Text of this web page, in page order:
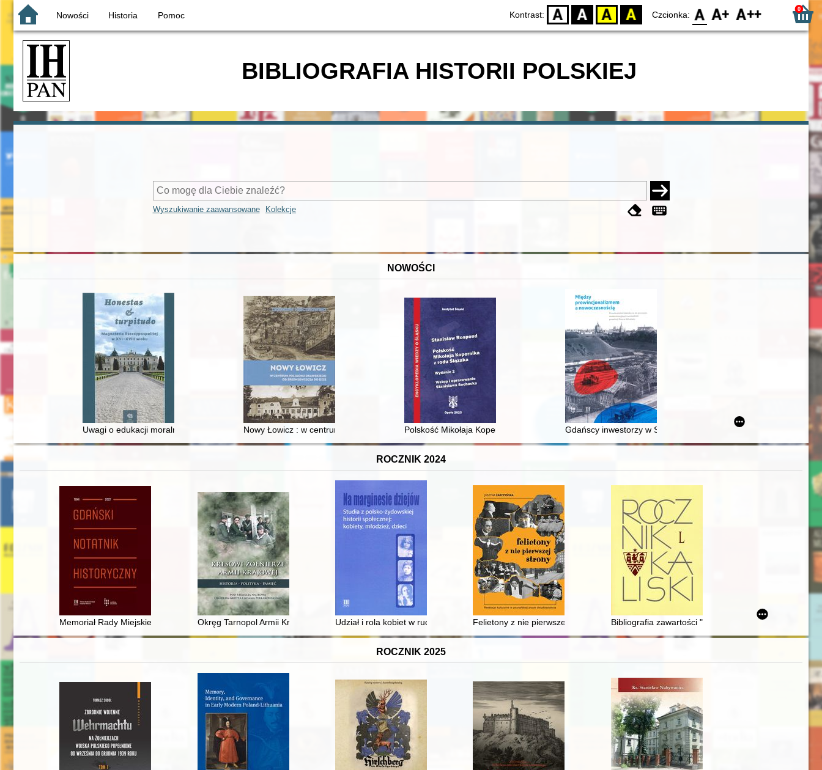
Nowości Historia Pomoc Kontrast: D BW YB BY Czcionka: F0 F1 F2 0
BIBLIOGRAFIA HISTORII POLSKIEJ
Wyszukiwanie zaawansowane Kolekcje
NOWOŚCI
Uwagi o edukacji moralnej synów szlacheckich w XVI-wiecznej Rzeczypospolitej
Nowy Łowicz : w centrum poligonu drawskiego od średniowiecza do dziś
Polskość Mikołaja Kopernika z rodu ŚlązakaGdańscy inwestorzy w Sopocie : prestiż finansowy i towarzyski
ROCZNIK 2024
Memoriał Rady Miejskiej Gdańska do dworów europejsich w sprawie "negotium gallicum" z marca 1698 roku
Okręg Tarnopol Armii Krajowej Udział i rola kobiet w ruchu oporu Żydów w Będzinie i Sosnowcu podczas II wojny światowej
Felietony z nie pierwszej strony Bibliografia zawartości "Rocznika Kaliskiego" T. I-XLIX
ROCZNIK 2025